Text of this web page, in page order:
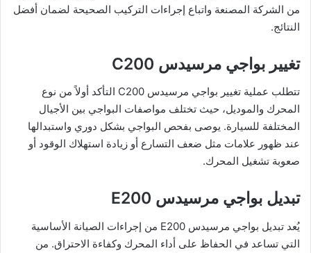
من الشركة المصنعة واتباع إجراءات التركيب الصحيحة لضمان أفضل
النتائج.
تغيير بواجي مرسيدس C200
تتطلب عملية تغيير بواجي مرسيدس C200 التأكد أولاً من نوع
المحرك والموديل، حيث تختلف مواصفات البواجي بين الأجيال
المختلفة للسيارة. يوصى بفحص البواجي بشكل دوري واستبدالها
عند ظهور علامات مثل ضعف التسارع أو زيادة استهلاك الوقود أو
صعوبة تشغيل المحرك.
تبديل بواجي مرسيدس E200
يُعد تبديل بواجي مرسيدس E200 من إجراءات الصيانة الأساسية
التي تساعد في الحفاظ على أداء المحرك وكفاءة الاحتراق. من